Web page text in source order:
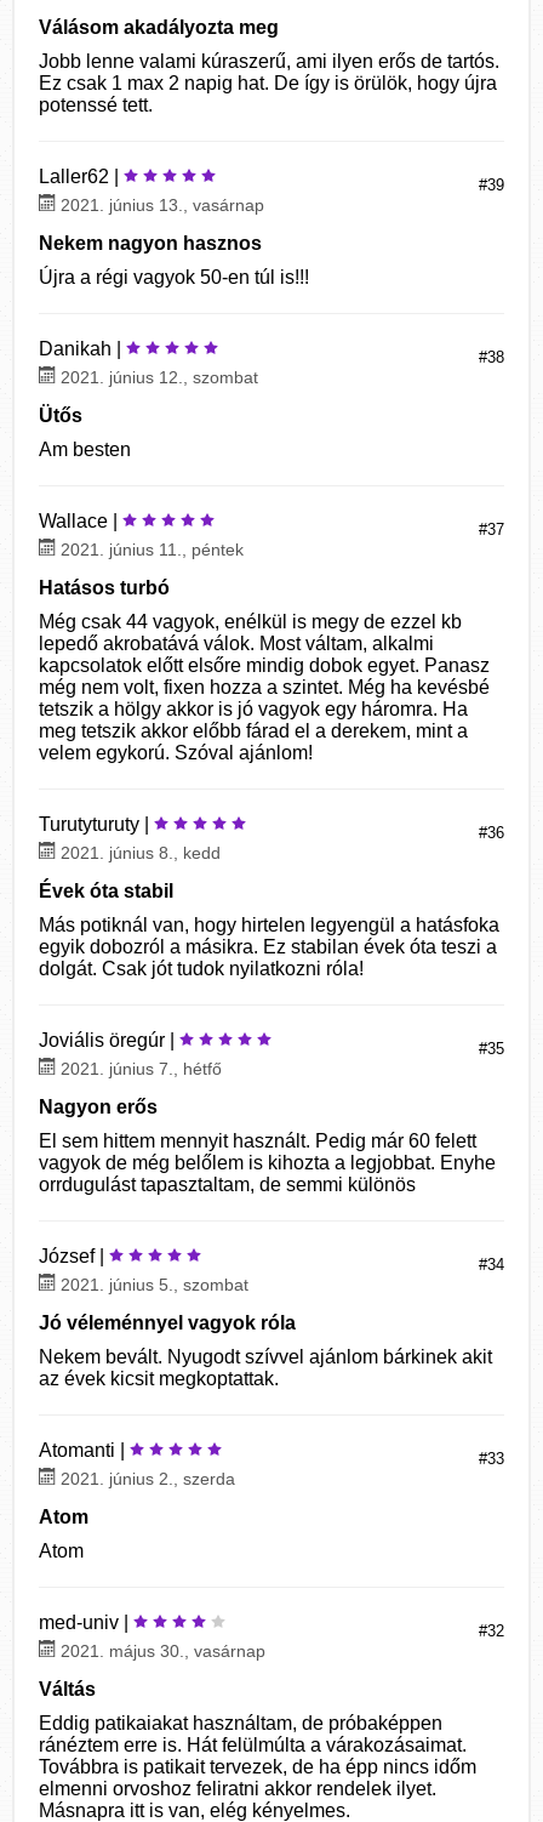
Válásom akadályozta meg
Jobb lenne valami kúraszerű, ami ilyen erős de tartós.
Ez csak 1 max 2 napig hat. De így is örülök, hogy újra
potenssé tett.
#39
Laller62 |
2021. június 13., vasárnap
Nekem nagyon hasznos
Újra a régi vagyok 50-en túl is!!!
#38
Danikah |
2021. június 12., szombat
Ütős
Am besten
#37
Wallace |
2021. június 11., péntek
Hatásos turbó
Még csak 44 vagyok, enélkül is megy de ezzel kb
lepedő akrobatává válok. Most váltam, alkalmi
kapcsolatok előtt elsőre mindig dobok egyet. Panasz
még nem volt, fixen hozza a szintet. Még ha kevésbé
tetszik a hölgy akkor is jó vagyok egy háromra. Ha
meg tetszik akkor előbb fárad el a derekem, mint a
velem egykorú. Szóval ajánlom!
#36
Turutyturuty |
2021. június 8., kedd
Évek óta stabil
Más potiknál van, hogy hirtelen legyengül a hatásfoka
egyik dobozról a másikra. Ez stabilan évek óta teszi a
dolgát. Csak jót tudok nyilatkozni róla!
#35
Joviális öregúr |
2021. június 7., hétfő
Nagyon erős
El sem hittem mennyit használt. Pedig már 60 felett
vagyok de még belőlem is kihozta a legjobbat. Enyhe
orrdugulást tapasztaltam, de semmi különös
#34
József |
2021. június 5., szombat
Jó véleménnyel vagyok róla
Nekem bevált. Nyugodt szívvel ajánlom bárkinek akit
az évek kicsit megkoptattak.
#33
Atomanti |
2021. június 2., szerda
Atom
Atom
#32
med-univ |
2021. május 30., vasárnap
Váltás
Eddig patikaiakat használtam, de próbaképpen
ránéztem erre is. Hát felülmúlta a várakozásaimat.
Továbbra is patikait tervezek, de ha épp nincs időm
elmenni orvoshoz feliratni akkor rendelek ilyet.
Másnapra itt is van, elég kényelmes.